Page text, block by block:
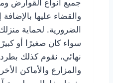
جميع أنواع القوارض
والقضاء عليها
الضرورية. لحماية
سواء كان صغيرًا أو
نهائي، نقوم كذلك
والمزارع والأماكن